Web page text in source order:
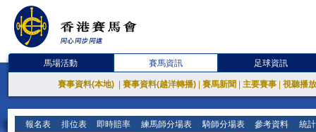
馬場活動 賽馬資訊 足球資訊
賽事資料(本地) 賽事資料(越洋轉播) 賽馬新聞 主要賽事 視聽播
報名表 排位表 即時賠率 練馬師分場表 騎師分場表 參考資料 統